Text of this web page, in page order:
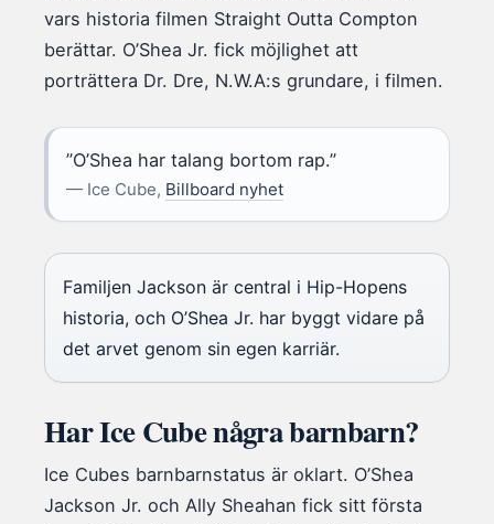
vars historia filmen Straight Outta Compton
berättar. O’Shea Jr. fick möjlighet att
porträttera Dr. Dre, N.W.A:s grundare, i filmen.
”O’Shea har talang bortom rap.”
— Ice Cube, Billboard nyhet
Familjen Jackson är central i Hip-Hopens
historia, och O’Shea Jr. har byggt vidare på
det arvet genom sin egen karriär.
Har Ice Cube några barnbarn?
Ice Cubes barnbarnstatus är oklart. O’Shea
Jackson Jr. och Ally Sheahan fick sitt första